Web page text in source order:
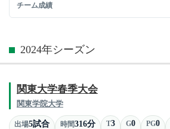
チーム成績
2024年シーズン
関東大学春季大会
関東学院大学
出場5試合 時間316分 T3 G0 PG0